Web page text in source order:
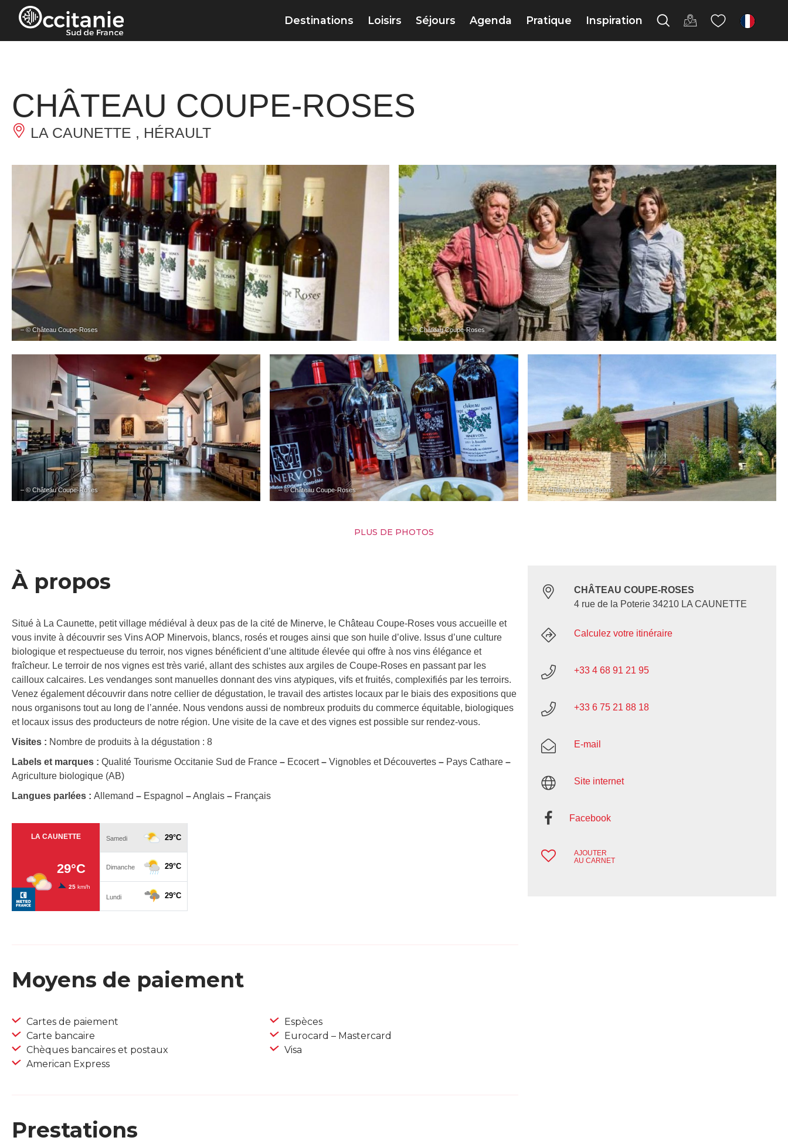
Panneau de gestion des cookies
Destinations Loisirs Séjours Agenda Pratique Inspiration fr
CHÂTEAU COUPE-ROSES
LA CAUNETTE , HÉRAULT
– © Château Coupe-Roses – © Château Coupe-Roses
– © Château Coupe-Roses – © Château Coupe-Roses – © Château Coupe-Roses
PLUS DE PHOTOS
À propos
Situé à La Caunette, petit village médiéval à deux pas de la cité de Minerve, le Château Coupe-Roses vous accueille et
vous invite à découvrir ses Vins AOP Minervois, blancs, rosés et rouges ainsi que son huile d’olive. Issus d’une culture
biologique et respectueuse du terroir, nos vignes bénéficient d’une altitude élevée qui offre à nos vins élégance et
fraîcheur. Le terroir de nos vignes est très varié, allant des schistes aux argiles de Coupe-Roses en passant par les
cailloux calcaires. Les vendanges sont manuelles donnant des vins atypiques, vifs et fruités, complexifiés par les terroirs.
Venez également découvrir dans notre cellier de dégustation, le travail des artistes locaux par le biais des expositions que
nous organisons tout au long de l’année. Nous vendons aussi de nombreux produits du commerce équitable, biologiques
et locaux issus des producteurs de notre région. Une visite de la cave et des vignes est possible sur rendez-vous.
Visites : Nombre de produits à la dégustation : 8
Labels et marques : Qualité Tourisme Occitanie Sud de France – Ecocert– Vignobles et Découvertes – Pays Cathare –
Agriculture biologique (AB)
Langues parlées : Allemand – Espagnol –Anglais – Français
Moyens de paiement
Cartes de paiement
Carte bancaire
Chèques bancaires et postaux
American Express
Espèces
Eurocard – Mastercard
Visa
Prestations
CHÂTEAU COUPE-ROSES
4 rue de la Poterie 34210 LA CAUNETTE
Calculez votre itinéraire
+33 4 68 91 21 95
+33 6 75 21 88 18
E-mail
Site internet
Facebook
AJOUTER
AU CARNET